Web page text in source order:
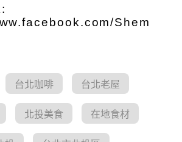
Shem
台北咖啡 台北老屋
北投美食 在地食材